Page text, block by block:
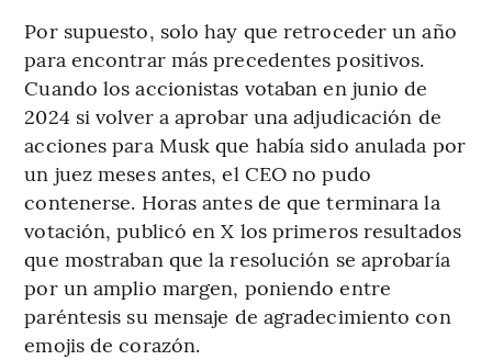
Por supuesto, solo hay que retroceder un año
para encontrar más precedentes positivos.
Cuando los accionistas votaban en junio de
2024 si volver a aprobar una adjudicación de
acciones para Musk que había sido anulada por
un juez meses antes, el CEO no pudo
contenerse. Horas antes de que terminara la
votación, publicó en X los primeros resultados
que mostraban que la resolución se aprobaría
por un amplio margen, poniendo entre
paréntesis su mensaje de agradecimiento con
emojis de corazón.